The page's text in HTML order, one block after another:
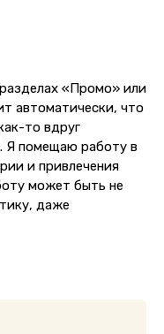
«Промо» или
автоматически, что
то вдруг
Я помещаю работу в
и привлечения
может быть не
даже